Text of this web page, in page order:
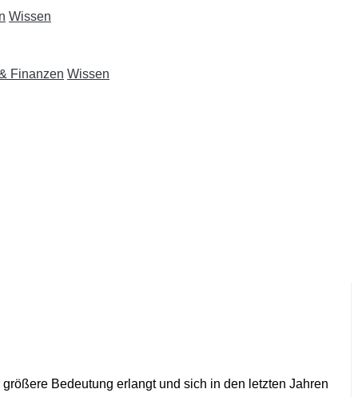
Wissen
Finanzen Wissen
Bedeutung erlangt und sich in den letzten Jahren